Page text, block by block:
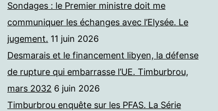
Sondages : le Premier ministre doit me
communiquer les échanges avec l’Elysée. Le
jugement. 11 juin 2026
Desmarais et le financement libyen, la défense
de rupture qui embarrasse l’UE. Timburbrou,
mars 2032 6 juin 2026
Timburbrou enquête sur les PFAS. La Série